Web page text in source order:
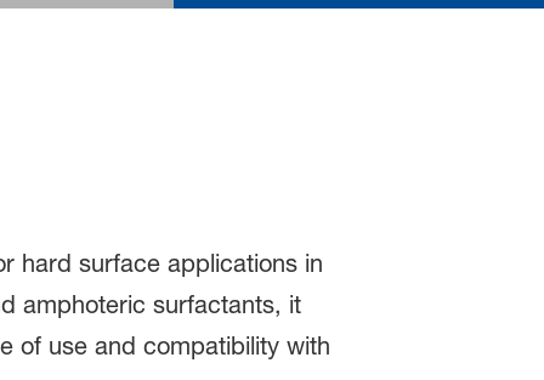
hard surface applications in
amphoteric surfactants, it
of use and compatibility with